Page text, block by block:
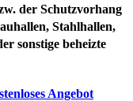
der Schutzvorhang
Stahlhallen,
sonstige beheizte
Angebot